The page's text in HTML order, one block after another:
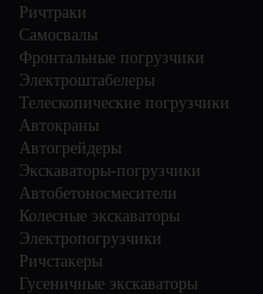
Ричтраки
Самосвалы
Фронтальные погрузчики
Электроштабелеры
Телескопические погрузчики
Автокраны
Автогрейдеры
Экскаваторы-погрузчики
Автобетоносмесители
Колесные экскаваторы
Электропогрузчики
Ричстакеры
Гусеничные экскаваторы